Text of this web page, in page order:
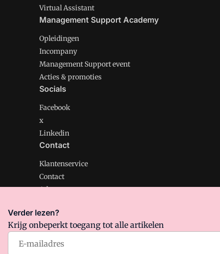
Virtual Assistant
Management Support Academy
Opleidingen
Incompany
Management Support event
Acties & promoties
Socials
Facebook
x
Linkedin
Contact
Klantenservice
Contact
Adverteren
Management Support is onderdeel van VMN media.
Algemene Voorwaarden
Verder lezen?
Krijg onbeperkt toegang tot alle artikelen